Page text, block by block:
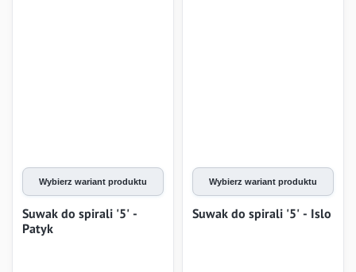
Wybierz wariant produktu
Suwak do spirali '5' -
Patyk
Wybierz wariant produktu
Suwak do spirali '5' - Islo